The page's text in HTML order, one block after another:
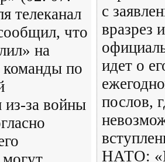
телеканал
что
на
команды по
из-за войны
с
вразрез
идет о
послов,
НАТО: